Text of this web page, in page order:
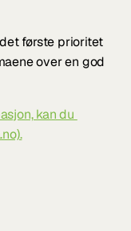
første prioritet
over en god
kan du